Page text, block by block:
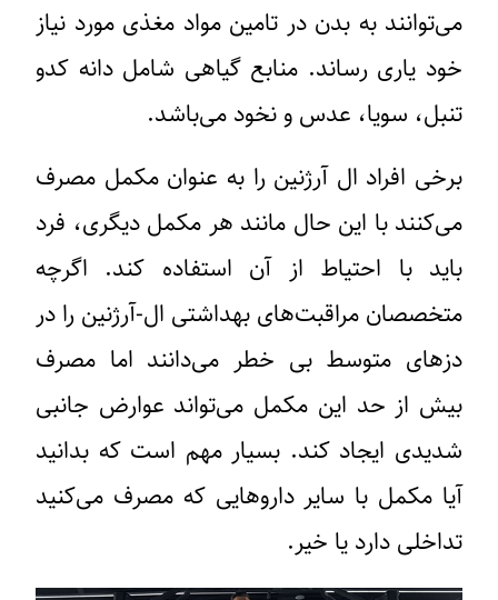
می‌توانند به بدن در تامین مواد مغذی مورد نیاز
خود یاری رساند. منابع گیاهی شامل دانه کدو
تنبل، سویا، عدس و نخود می‌باشد.
برخی افراد ال آرژنین را به عنوان مکمل مصرف
می‌کنند با این حال مانند هر مکمل دیگری، فرد
باید با احتیاط از آن استفاده کند. اگرچه
متخصصان مراقبت‌های بهداشتی ال-آرژنین را در
دزهای متوسط ​​بی خطر می‌دانند اما مصرف
بیش از حد این مکمل می‌تواند عوارض جانبی
شدیدی ایجاد کند. بسیار مهم است که بدانید
آیا مکمل با سایر داروهایی که مصرف می‌کنید
تداخلی دارد یا خیر.